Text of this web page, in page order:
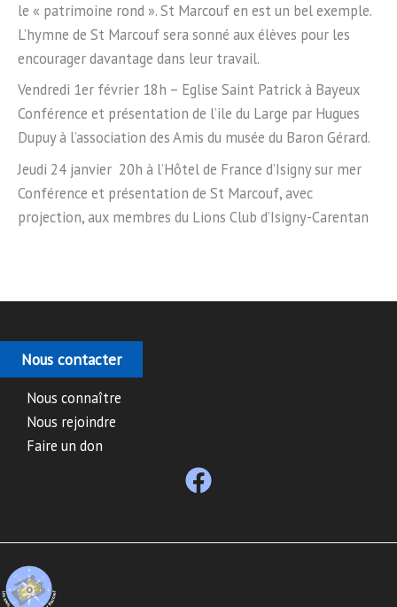
le « patrimoine rond ». St Marcouf en est un bel exemple.
L’hymne de St Marcouf sera sonné aux élèves pour les
encourager davantage dans leur travail.
Vendredi 1er février 18h – Eglise Saint Patrick à Bayeux
Conférence et présentation de l’ile du Large par Hugues
Dupuy à l’association des Amis du musée du Baron Gérard.
Jeudi 24 janvier 20h à l’Hôtel de France d’Isigny sur mer
Conférence et présentation de St Marcouf, avec
projection, aux membres du Lions Club d’Isigny-Carentan
Nous contacter
Nous connaître
Nous rejoindre
Faire un don